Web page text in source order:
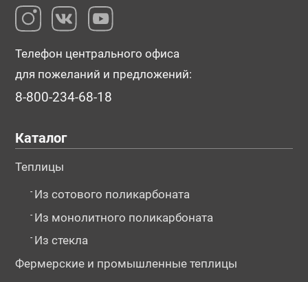
Телефон центрального офиса
для пожеланий и предложений:
8-800-234-68-18
Каталог
Теплицы
- Из сотового поликарбоната
- Из монолитного поликарбоната
- Из стекла
Фермерские и промышленные теплицы